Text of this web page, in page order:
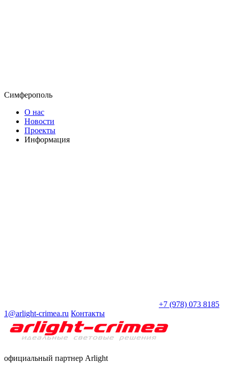
Симферополь
О нас
Новости
Проекты
Информация
+7 (978) 073 8185
1@arlight-crimea.ru Контакты
официальный партнер Arlight